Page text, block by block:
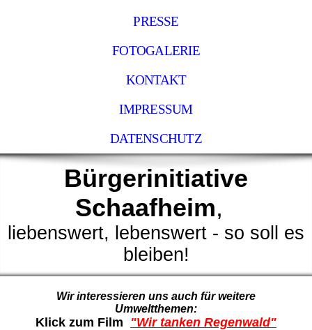
PRESSE
FOTOGALERIE
KONTAKT
IMPRESSUM
DATENSCHUTZ
Bürgerinitiative
Schaafheim,
liebenswert, lebenswert - so soll es
bleiben!
Wir interessieren uns auch für weitere
Umweltthemen:
Klick zum Film "Wir tanken Regenwald"